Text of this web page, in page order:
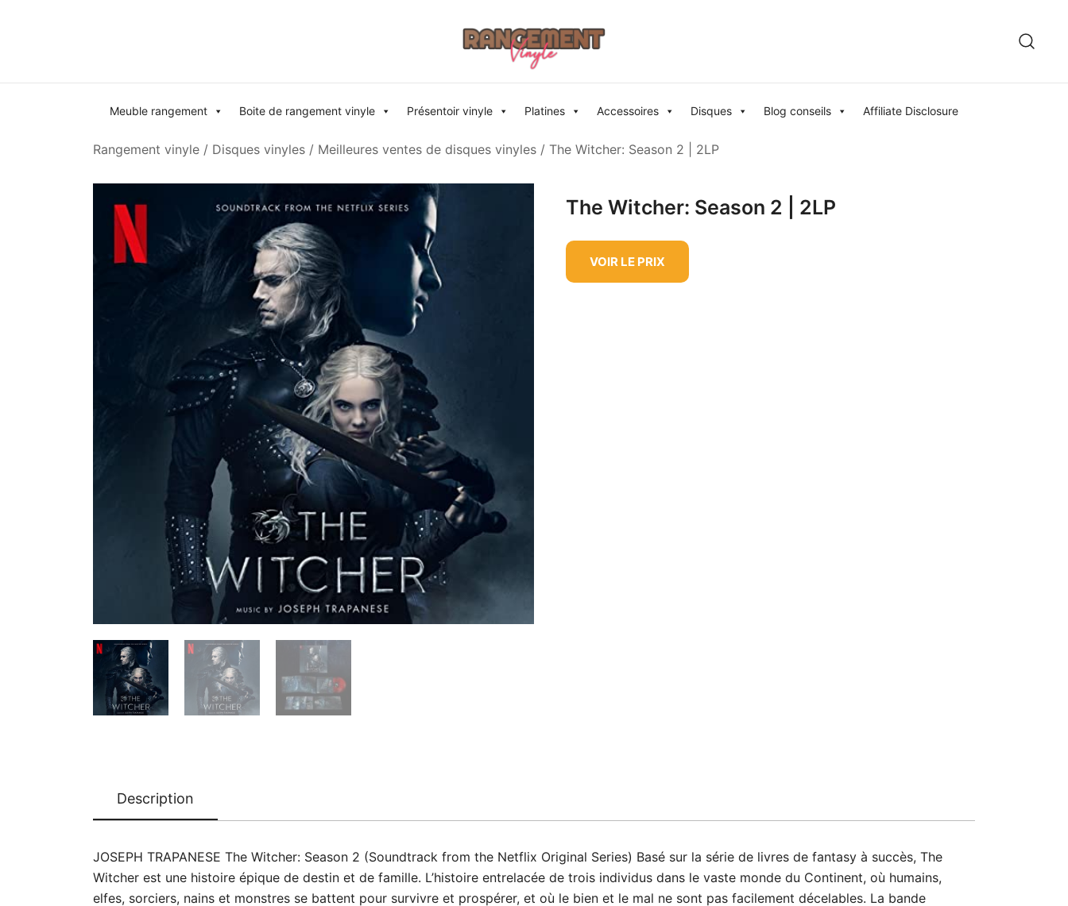
Meuble rangement Boite de rangement vinyle Présentoir vinyle Platines Accessoires Disques Blog conseils Affiliate Disclosure
Rangement vinyle / Disques vinyles / Meilleures ventes de disques vinyles / The Witcher: Season 2 | 2LP
The Witcher: Season 2 | 2LP
VOIR LE PRIX
Description
JOSEPH TRAPANESE The Witcher: Season 2 (Soundtrack from the Netflix Original Series) Basé sur la série de livres de fantasy à succès, The
Witcher est une histoire épique de destin et de famille. L’histoire entrelacée de trois individus dans le vaste monde du Continent, où humains,
elfes, sorciers, nains et monstres se battent pour survivre et prospérer, et où le bien et le mal ne sont pas facilement décelables. La bande